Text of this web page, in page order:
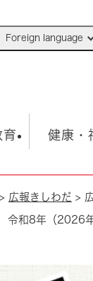
Foreign language
住民票・戸籍
救急・消防
育 健康・
福祉
観光
> 広報きしわだ >
令和8年（2026